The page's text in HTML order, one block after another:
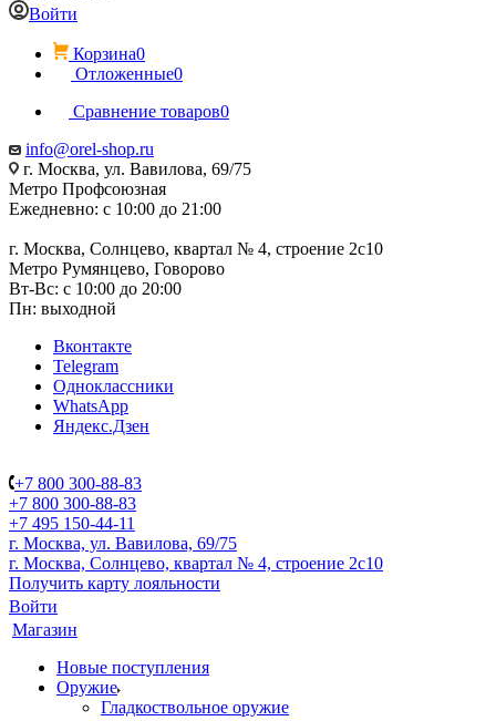
Войти
Корзина0
Отложенные0
Сравнение товаров0
info@orel-shop.ru
г. Москва, ул. Вавилова, 69/75
Метро Профсоюзная
Ежедневно: с 10:00 до 21:00
г. Москва, Солнцево, квартал № 4, строение 2с10
Метро Румянцево, Говорово
Вт-Вс: с 10:00 до 20:00
Пн: выходной
Вконтакте
Telegram
Одноклассники
WhatsApp
Яндекс.Дзен
+7 800 300-88-83
+7 800 300-88-83
+7 495 150-44-11
г. Москва, ул. Вавилова, 69/75
г. Москва, Солнцево, квартал № 4, строение 2с10
Получить карту лояльности
Войти
Магазин
Новые поступления
Оружие
Гладкоствольное оружие